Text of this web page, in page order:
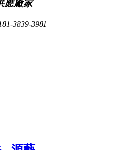
應廠家
181-3839-3981